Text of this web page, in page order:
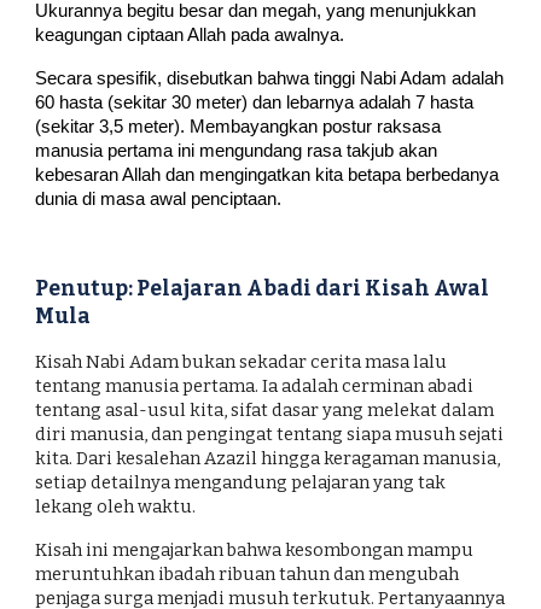
Ukurannya begitu besar dan megah, yang menunjukkan
keagungan ciptaan Allah pada awalnya.
Secara spesifik, disebutkan bahwa tinggi Nabi Adam adalah
60 hasta (sekitar 30 meter) dan lebarnya adalah 7 hasta
(sekitar 3,5 meter). Membayangkan postur raksasa
manusia pertama ini mengundang rasa takjub akan
kebesaran Allah dan mengingatkan kita betapa berbedanya
dunia di masa awal penciptaan.
Penutup: Pelajaran Abadi dari Kisah Awal
Mula
Kisah Nabi Adam bukan sekadar cerita masa lalu
tentang manusia pertama. Ia adalah cerminan abadi
tentang asal-usul kita, sifat dasar yang melekat dalam
diri manusia, dan pengingat tentang siapa musuh sejati
kita. Dari kesalehan Azazil hingga keragaman manusia,
setiap detailnya mengandung pelajaran yang tak
lekang oleh waktu.
Kisah ini mengajarkan bahwa kesombongan mampu
meruntuhkan ibadah ribuan tahun dan mengubah
penjaga surga menjadi musuh terkutuk. Pertanyaannya